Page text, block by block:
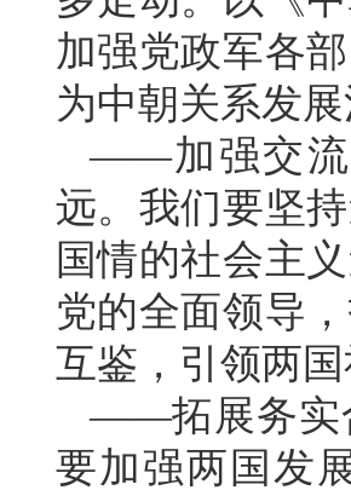
加强党政军各
为中朝关系发
——加强交流
远。我们要坚
国情的社会主
党的全面领导
互鉴，引领两
——拓展务实
要加强两国发